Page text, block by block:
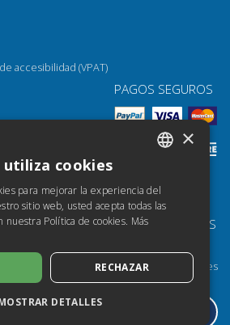
accesibilidad (VPAT)
PAGOS SEGUROS
NUESTROS RECURSOS
Torrossa para Instituciones
Torrossa Open
Library Services
ENGLISH
GERMAN
×
utiliza cookies
para mejorar la experiencia del
sitio web, usted acepta todas las
nuestra Política de cookies. Más
RECHAZAR
DETALLES